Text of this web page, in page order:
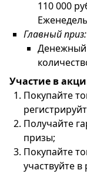
110 000
Главный приз:
Денежный
Участие в
Покупайте
Получайте
призы;
Покупайте
участвуйте